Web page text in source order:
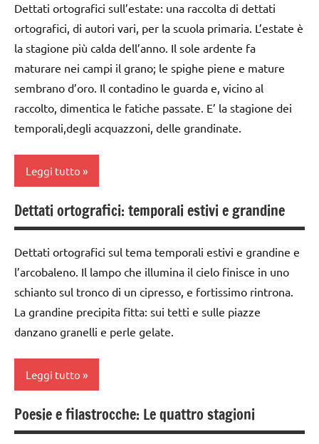
dell'anno
poesie
/
misura
del
tempo
poesie e
STAGIONI
TUTTI GLI
ARGOMENTI
ARTICOLI
DELL'ANNO
GEOGRAFIA
Giappone
LINGUAGGIO
racconti
TUTTI GLI
Dettati ortografici sull’estate: una raccolta di dettati
ortografici, di autori vari, per la scuola primaria. L’estate è
la stagione più calda dell’anno. Il sole ardente fa
maturare nei campi il grano; le spighe piene e mature
sembrano d’oro. Il contadino le guarda e, vicino al
raccolto, dimentica le fatiche passate. E’ la stagione dei
temporali,degli acquazzoni, delle grandinate.
Leggi tutto
classe
1a
classe
2a
3a
classe
dettati
Dettati ortografici: temporali estivi e grandine
Dettati ortografici sul tema temporali estivi e grandine e
l’arcobaleno. Il lampo che illumina il cielo finisce in uno
schianto sul tronco di un cipresso, e fortissimo rintrona.
La grandine precipita fitta: sui tetti e sulle piazze
danzano granelli e perle gelate.
Leggi tutto
classe
1a
Poesie e filastrocche: Le quattro stagioni